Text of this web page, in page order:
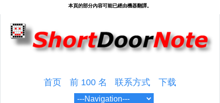
首页 前 100 名 联系方式 下载